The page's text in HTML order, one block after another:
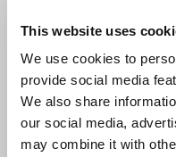
This website uses
We use cookies to
provide social media
We also share
our social media,
may combine it with